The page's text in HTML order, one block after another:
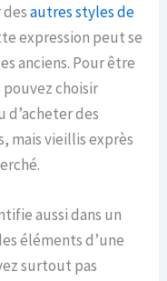
desautres styles de
expression peut se
anciens. Pour être
choisir
d’acheter des
mais vieillis exprès
aussi dans un
éléments d’une
surtout pas